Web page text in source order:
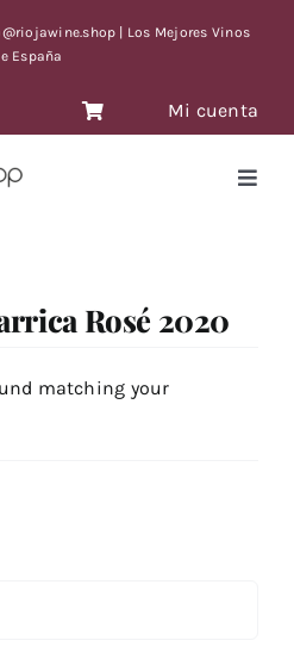
| Los Mejores Vinos
España
Mi cuenta
LIMITE
Rosé 2020
matching your